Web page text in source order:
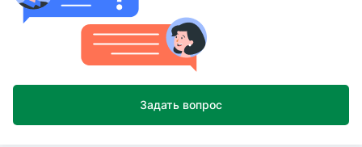
Задать вопрос